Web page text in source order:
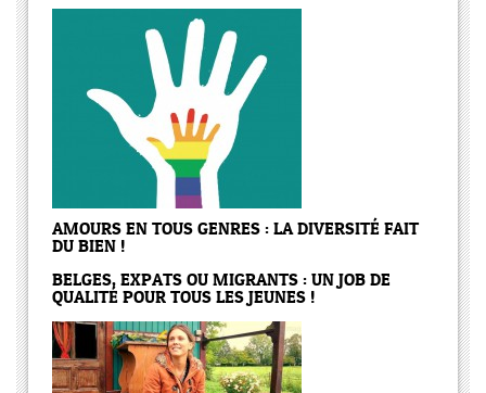
AMOURS EN TOUS GENRES : LA DIVERSITÉ FAIT
DU BIEN !
BELGES, EXPATS OU MIGRANTS : UN JOB DE
QUALITÉ POUR TOUS LES JEUNES !